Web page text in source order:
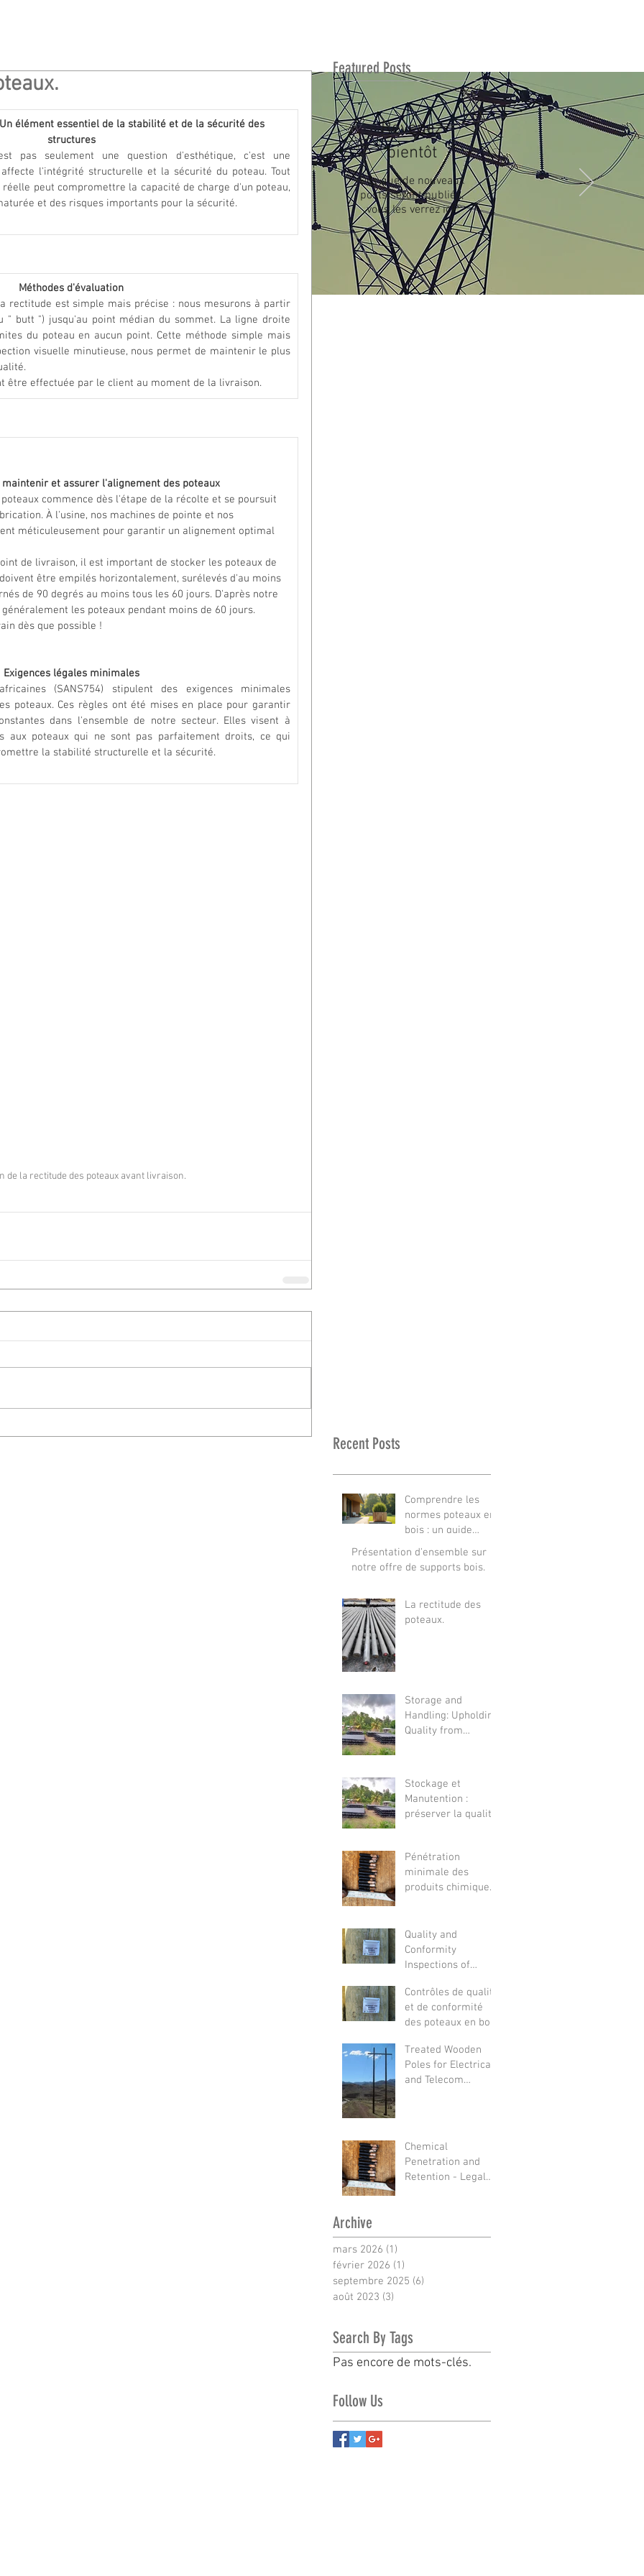
élément essentiel de la stabilité et de la sécurité des
structures
pas seulement une question d'esthétique, c'est une
l'intégrité structurelle et la sécurité du poteau. Tout
peut compromettre la capacité de charge d'un poteau,
et des risques importants pour la sécurité.
Méthodes d'évaluation
rectitude est simple mais précise : nous mesurons à partir
" butt ") jusqu'au point médian du sommet. La ligne droite
du poteau en aucun point. Cette méthode simple mais
visuelle minutieuse, nous permet de maintenir le plus
être effectuée par le client au moment de la livraison.
maintenir et assurer l'alignement des poteaux
commence dès l'étape de la récolte et se poursuit
À l'usine, nos machines de pointe et nos
méticuleusement pour garantir un alignement optimal
de livraison, il est important de stocker les poteaux de
être empilés horizontalement, surélevés d'au moins
de 90 degrés au moins tous les 60 jours. D'après notre
les poteaux pendant moins de 60 jours.
dès que possible !
Exigences légales minimales
(SANS754) stipulent des exigences minimales
poteaux. Ces règles ont été mises en place pour garantir
dans l'ensemble de notre secteur. Elles visent à
aux poteaux qui ne sont pas parfaitement droits, ce qui
la stabilité structurelle et la sécurité.
de la rectitude des poteaux avant livraison.
Featured Posts
Revenez
bientôt
Dès que de nouveaux
posts seront publiés,
vous les verrez ici.
Recent Posts
Comprendre les
normes poteaux en
bois : un guide
complet
Présentation d'ensemble sur
notre offre de supports bois.
La rectitude des
poteaux.
Storage and
Handling: Upholding
Quality from
Stockage et
Manutention :
préserver la qualité
l'installation sur
site.
Pénétration
minimale des
produits chimiques.
Quality and
Conformity
Inspections of
Poles
Contrôles de qualité
et de conformité
des poteaux en bois
Treated Wooden
Poles for Electrical
and Telecom
Chemical
Penetration and
Retention - Legal
Archive
mars 2026 (1)
février 2026 (1)
septembre 2025 (6)
août 2023 (3)
Search By Tags
Pas encore de mots-clés.
Follow Us